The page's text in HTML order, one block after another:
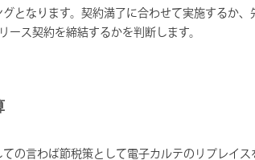
となります。契約満了に合わせて実施するか
ース契約を締結するかを判断します。
の言わば節税策として電子カルテのリプレイ